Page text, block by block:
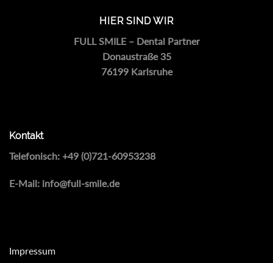
HIER SIND WIR
FULL SMILE – Dental Partner
Donaustraße 35
76199 Karlsruhe
Kontakt
Telefonisch: +49 (0)721-60953238
E-Mail: info@full-smile.de
Impressum